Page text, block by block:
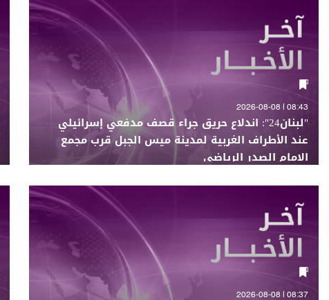
08:43 | 2026-08-08
"لبنان24": اندلاع حريق جراء قصف مدفعي إسرائيلي
عند الأطراف الغربية لمدينة ميس الجبل قرب مجمع
الإمام الصدر الرياضي
08:37 | 2026-08-08